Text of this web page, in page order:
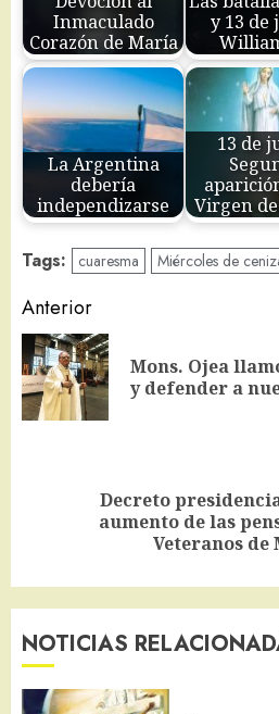
Inmaculado
Corazón de María
y 13 de
La Argentina
debería
independizarse
13 de
Virgen
Tags: cuaresma Miércoles de
Navegación
de
entradas
Anterior
Mons. Ojea
y defender a
Siguiente
Decreto
aumento de las
Veteranos de
NOTICIAS